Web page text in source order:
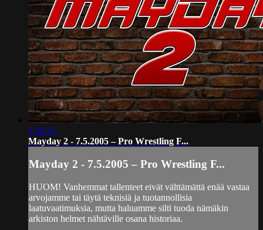
1:26:21
Mayday 2 - 7.5.2005 – Pro Wrestling F...
Mayday 2 - 7.5.2005 – Pro Wrestling F...
HUOM! Vanhemmat tallenteet eivät välttämättä enää vastaa
arvojamme tai täytä teknisiä ja tuotannollisia
laatuvaatimuksia, mutta haluamme silti tuoda nämäkin
arkiston helmet nähtäville osana historiaa.